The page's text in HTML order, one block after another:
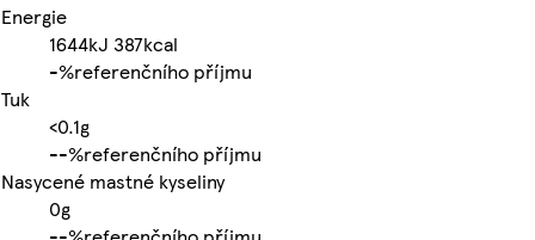
Energie
1644kJ 387kcal
-%referenčního příjmu
Tuk
<0.1g
--%referenčního příjmu
Nasycené mastné kyseliny
0g